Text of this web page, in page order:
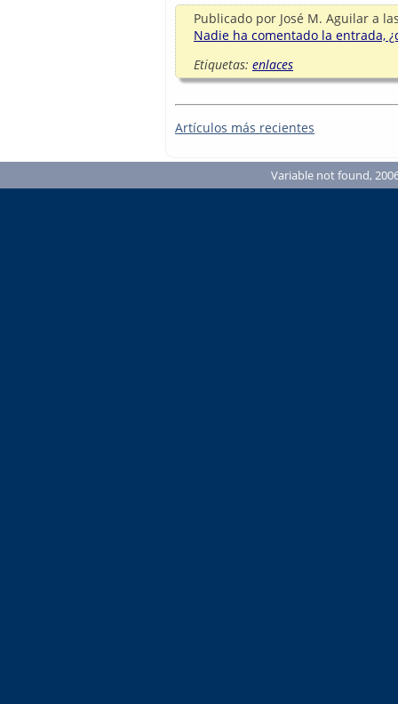
Publicado por José M. Aguilar a
Nadie ha comentado la entrada,
Etiquetas: enlaces
Artículos más recientes
Variable not found,